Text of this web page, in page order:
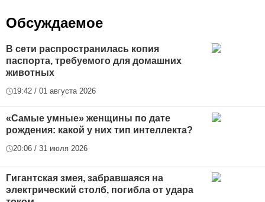
Обсуждаемое
В сети распространилась копия
паспорта, требуемого для домашних
животных
19:42 / 01 августа 2026
«Самые умные» женщины по дате
рождения: какой у них тип интеллекта?
20:06 / 31 июля 2026
Гигантская змея, забравшаяся на
электрический столб, погибла от удара